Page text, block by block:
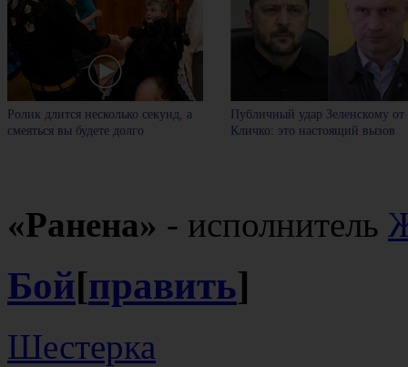
Ролик длится несколько секунд, а
смеяться вы будете долго
Публичный удар Зеленскому от
Кличко: это настоящий вызов
«Ранена» - исполнитель
Бой[править]
Шестерка